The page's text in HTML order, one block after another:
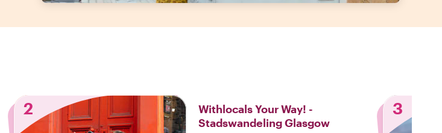
2
Withlocals Your Way! -
Stadswandeling Glasgow
3